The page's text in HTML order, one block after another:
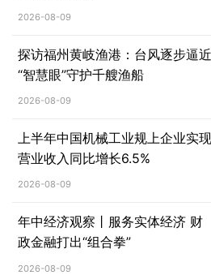
2026-08-09
探访福州黄岐渔港：台风逐步逼近
“智慧眼”守护千艘渔船
2026-08-09
上半年中国机械工业规上企业实现
营业收入同比增长6.5%
2026-08-09
年中经济观察丨服务实体经济 财
政金融打出“组合拳”
2026-08-09